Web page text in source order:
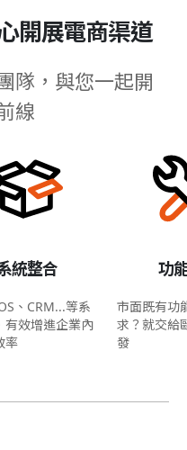
開展電商渠道
隊，與您一起開
線
統整合
、CRM...等系
有效增進企業內
率
功
市面既有功
求？就交給
發